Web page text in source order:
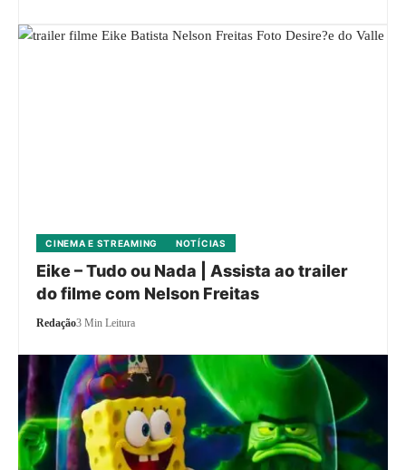
CINEMA E STREAMING NOTÍCIAS
Eike – Tudo ou Nada | Assista ao trailer
do filme com Nelson Freitas
Redação3 Min Leitura